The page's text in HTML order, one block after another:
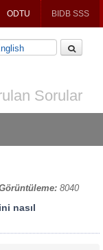
ODTU BIDB SSS
Sorular
8040
nasıl